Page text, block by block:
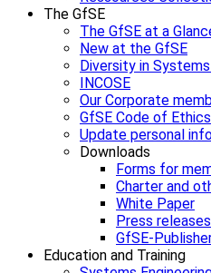
The GfSE
The GfSE at a
New at the GfSE
Diversity in
INCOSE
Our Corporate
GfSE Code of Ethics
Update personal
Downloads
Forms for
Charter and
White Paper
Press releases
GfSE-
Education and Training